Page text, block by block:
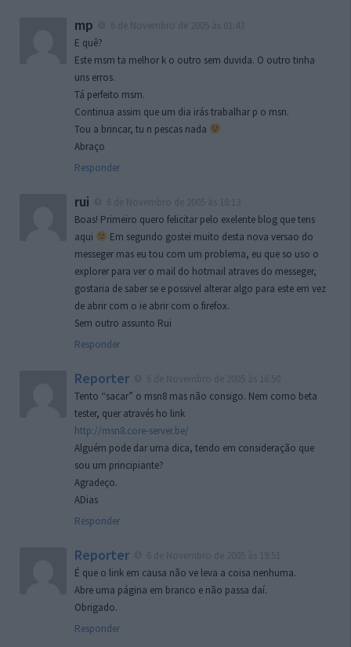
mp
E quê?
Este msm ta melhor k o outro sem duvida. O outro tinha
uns erros.
Tá perfeito msm.
Continua assim que um dia irás trabalhar p o msn.
Tou a brincar, tu n pescas nada
Abraço
Responder
rui
Boas! Primeiro quero felicitar pelo exelente blog que tens
aqui
Em segundo gostei muito desta nova versao do
messeger mas eu tou com um problema, eu que so uso o
explorer para ver o mail do hotmail atraves do messeger,
gostaria de saber se e possivel alterar algo para este em vez
de abrir com o ie abrir com o firefox.
Sem outro assunto Rui
Responder
Reporter
Tento “sacar” o msn8 mas não consigo. Nem como beta
tester, quer através ho link
http://msn8.core-server.be/
Alguém pode dar uma dica, tendo em consideração que
sou um principiante?
Agradeço.
ADias
Responder
Reporter
É que o link em causa não ve leva a coisa nenhuma.
Abre uma página em branco e não passa daí.
Obrigado.
Responder